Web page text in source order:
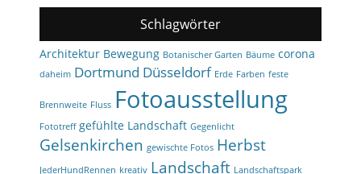
Schlagwörter
Architektur Bewegung Botanischer Garten Bäume corona
daheim Dortmund Düsseldorf Erde Farben feste
Brennweite Fluss Fotoausstellung
Fototreff gefühlte Landschaft Gegenlicht
Gelsenkirchen gewischte Fotos Herbst
JederHundRennen kreativ Landschaft Landschaftspark